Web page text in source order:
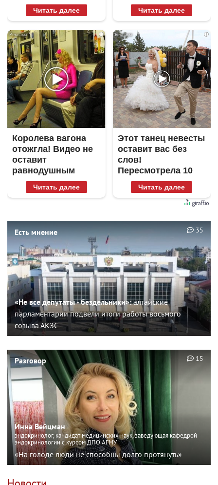
Читать далее Читать далее
i
Королева вагона
отожгла! Видео не
оставит
равнодушным
Читать далее
i
Этот танец невесты
оставит вас без
слов!
Пересмотрела 10
раз
Читать далее
Есть мнение
«Не все депутаты - бездельники»:алтайские
парламентарии подвели итоги работы восьмого
созыва АКЗС
35
Разговор
Инна Вейцман
эндокринолог, кандидат медицинских наук, заведующая кафедрой
эндокринологии с курсом ДПО АГМУ
«На голоде люди не способны долго протянуть»
15